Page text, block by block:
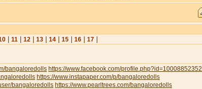
| 11| 12| 13| 14| 15| 16| 17|
bangaloredolls https://www.facebook.com/
https://www.instapaper.com/p/bangaloredolls
bangaloredolls https://www.pearltrees.com/bangaloredolls